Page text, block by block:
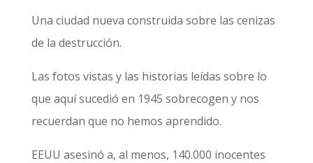
Una ciudad nueva construida sobre las cenizas
de la destrucción.
Las fotos vistas y las historias leídas sobre lo
que aquí sucedió en 1945 sobrecogen y nos
recuerdan que no hemos aprendido.
EEUU asesinó a, al menos, 140.000 inocentes